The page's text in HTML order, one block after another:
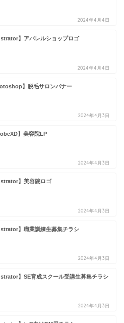
2024年4月4日
】アパレルショップロゴ
2024年4月4日
】脱毛サロンバナー
2024年4月3日
】美容院LP
2024年4月3日
】美容院ロゴ
2024年4月3日
】職業訓練生募集チラシ
2024年4月3日
】SE育成スクール受講生募集チラシ
2024年4月3日